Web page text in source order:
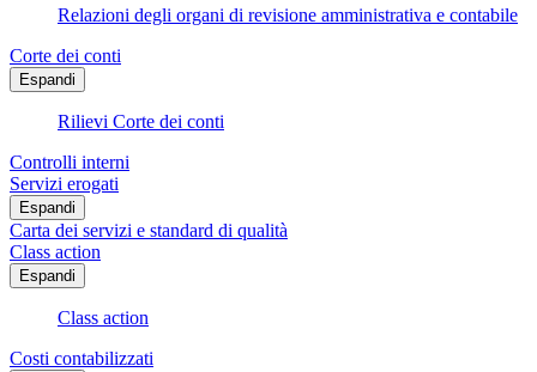
Relazioni degli organi di revisione amministrativa e contabile
Corte dei conti
Espandi
Rilievi Corte dei conti
Controlli interni
Servizi erogati
Espandi
Carta dei servizi e standard di qualità
Class action
Espandi
Class action
Costi contabilizzati